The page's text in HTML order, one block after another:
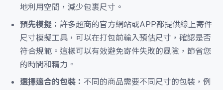
地利用空間，減少包裹尺寸。
預先模擬： 許多超商的官方網站或APP都提供線上寄件
尺寸模擬工具，可以在打包前輸入預估尺寸，確認是否
符合規範。這樣可以有效避免寄件失敗的風險，節省您
的時間和精力。
選擇適合的包裝： 不同的商品需要不同尺寸的包裝，例